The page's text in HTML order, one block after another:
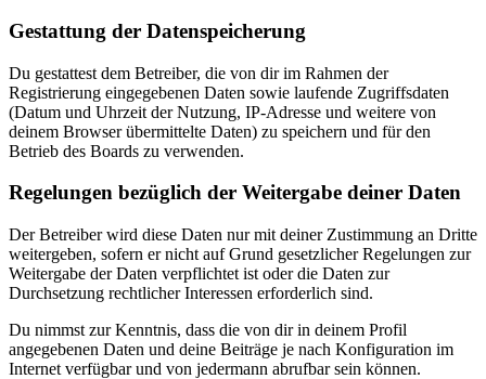
Gestattung der Datenspeicherung
Du gestattest dem Betreiber, die von dir im Rahmen der
Registrierung eingegebenen Daten sowie laufende Zugriffsdaten
(Datum und Uhrzeit der Nutzung, IP-Adresse und weitere von
deinem Browser übermittelte Daten) zu speichern und für den
Betrieb des Boards zu verwenden.
Regelungen bezüglich der Weitergabe deiner Daten
Der Betreiber wird diese Daten nur mit deiner Zustimmung an Dritte
weitergeben, sofern er nicht auf Grund gesetzlicher Regelungen zur
Weitergabe der Daten verpflichtet ist oder die Daten zur
Durchsetzung rechtlicher Interessen erforderlich sind.
Du nimmst zur Kenntnis, dass die von dir in deinem Profil
angegebenen Daten und deine Beiträge je nach Konfiguration im
Internet verfügbar und von jedermann abrufbar sein können.